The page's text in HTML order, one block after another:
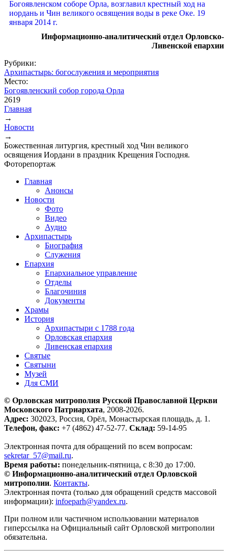
Информационно-аналитический отдел Орловско-
Ливенской епархии
Рубрики:
Архипастырь: богослужения и мероприятия
Место:
Богоявленский собор города Орла
2619
Вы здесь
Главная
→
Новости
→
Божественная литургия, крестный ход Чин великого
освящения Иордани в праздник Крещения Господня.
Фоторепортаж
Главная
Анонсы
Новости
Фото
Видео
Аудио
Архипастырь
Биография
Служения
Епархия
Епархиальное управление
Отделы
Благочиния
Документы
Храмы
История
Архипастыри с 1788 года
Орловская епархия
Ливенская епархия
Святые
Святыни
Музей
Для СМИ
© Орловская митрополия Русской Православной Церкви
Московского Патриархата, 2008-2026.
Адрес: 302023, Россия, Орёл, Монастырская площадь, д. 1.
Телефон, факс: +7 (4862) 47-52-77. Склад: 59-14-95
Электронная почта для обращений по всем вопросам:
sekretar_57@mail.ru.
Время работы: понедельник-пятница, с 8:30 до 17:00.
© Информационно-аналитический отдел Орловской
митрополии. Контакты.
Электронная почта (только для обращений средств массовой
информации): infoeparh@yandex.ru.
При полном или частичном использовании материалов
гиперссылка на Официальный сайт Орловской митрополии
обязательна.